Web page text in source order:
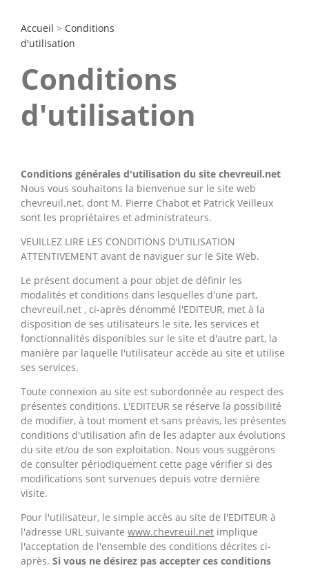
Accueil > Conditions
d'utilisation
Conditions
d'utilisation
Conditions générales d'utilisation du site chevreuil.net
Nous vous souhaitons la bienvenue sur le site web
chevreuil.net. dont M. Pierre Chabot et Patrick Veilleux
sont les propriétaires et administrateurs.
VEUILLEZ LIRE LES CONDITIONS D'UTILISATION
ATTENTIVEMENT avant de naviguer sur le Site Web.
Le présent document a pour objet de définir les
modalités et conditions dans lesquelles d'une part,
chevreuil.net , ci-après dénommé l'EDITEUR, met à la
disposition de ses utilisateurs le site, les services et
fonctionnalités disponibles sur le site et d'autre part, la
manière par laquelle l'utilisateur accède au site et utilise
ses services.
Toute connexion au site est subordonnée au respect des
présentes conditions. L'EDITEUR se réserve la possibilité
de modifier, à tout moment et sans préavis, les présentes
conditions d'utilisation afin de les adapter aux évolutions
du site et/ou de son exploitation. Nous vous suggérons
de consulter périodiquement cette page vérifier si des
modifications sont survenues depuis votre dernière
visite.
Pour l'utilisateur, le simple accès au site de l'EDITEUR à
l'adresse URL suivante www.chevreuil.net implique
l'acceptation de l'ensemble des conditions décrites ci-
après. Si vous ne désirez pas accepter ces conditions